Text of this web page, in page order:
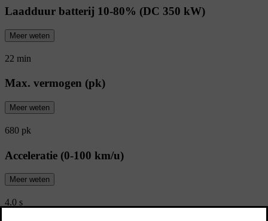
Laadduur batterij 10-80% (DC 350 kW)
Meer weten
22 min
Max. vermogen (pk)
Meer weten
680 pk
Acceleratie (0-100 km/u)
Meer weten
4.0 s